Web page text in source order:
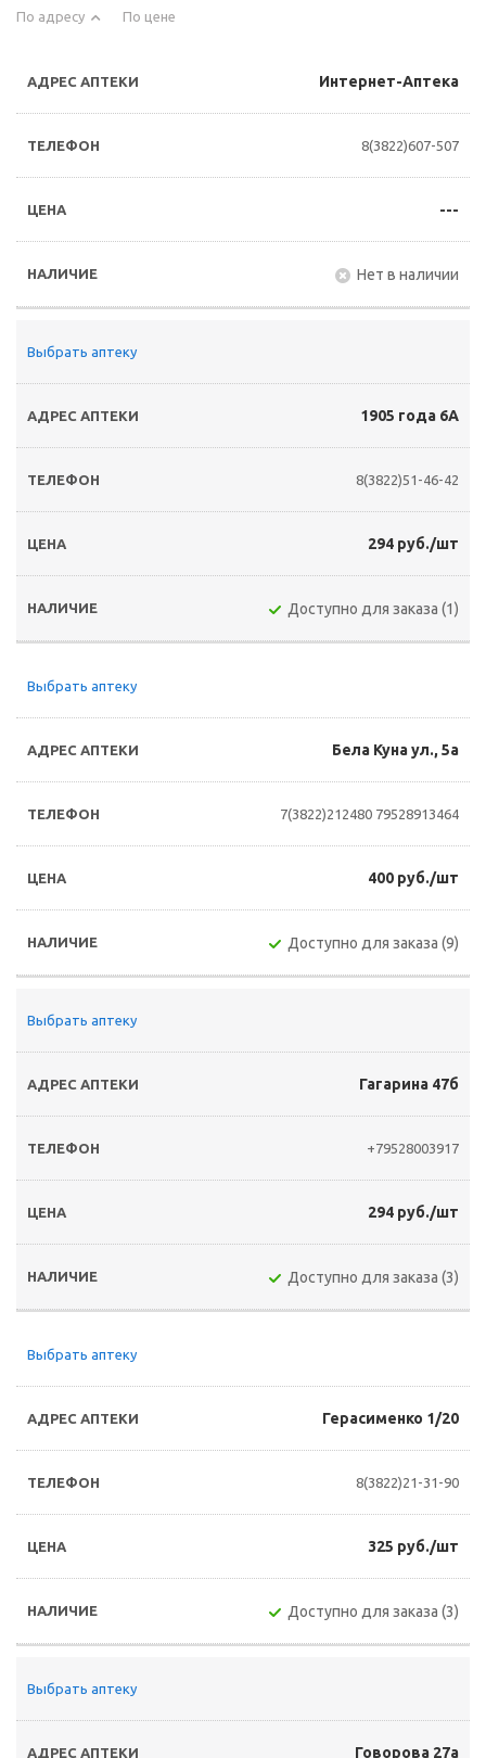
По адресу По цене
Интернет-Аптека
8(3822)607-507
---
Нет в наличии
Выбрать аптеку
1905 года 6А
8(3822)51-46-42
294 руб./шт
Доступно для заказа (1)
Выбрать аптеку
Бела Куна ул., 5а
7(3822)212480 79528913464
400 руб./шт
Доступно для заказа (9)
Выбрать аптеку
Гагарина 47б
+79528003917
294 руб./шт
Доступно для заказа (3)
Выбрать аптеку
Герасименко 1/20
8(3822)21-31-90
325 руб./шт
Доступно для заказа (3)
Выбрать аптеку
Говорова 27а